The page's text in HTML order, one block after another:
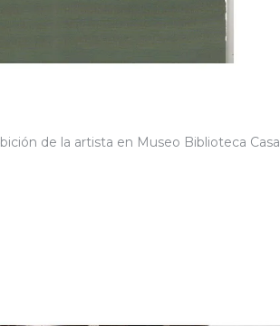
de la artista en Museo Biblioteca Casa